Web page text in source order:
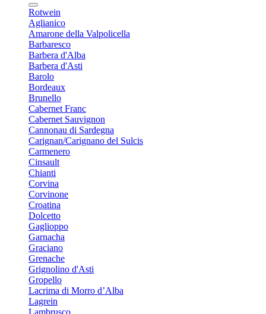
Rotwein
Aglianico
Amarone della Valpolicella
Barbaresco
Barbera d'Alba
Barbera d'Asti
Barolo
Bordeaux
Brunello
Cabernet Franc
Cabernet Sauvignon
Cannonau di Sardegna
Carignan/Carignano del Sulcis
Carmenero
Cinsault
Chianti
Corvina
Corvinone
Croatina
Dolcetto
Gaglioppo
Garnacha
Graciano
Grenache
Grignolino d'Asti
Gropello
Lacrima di Morro d’Alba
Lagrein
Lambrusco